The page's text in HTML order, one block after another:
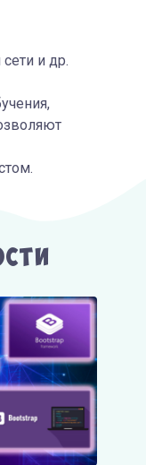
и др.